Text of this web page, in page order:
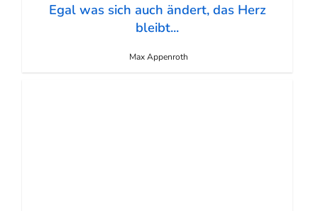
Egal was sich auch ändert, das Herz
bleibt...
Max Appenroth